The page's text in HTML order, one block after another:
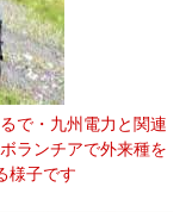
で・九州電力と関連
ランチアで外来種を
様子です